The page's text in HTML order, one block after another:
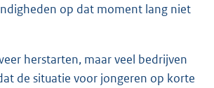
op dat moment lang niet
herstarten, maar veel bedrijven
de situatie voor jongeren op korte